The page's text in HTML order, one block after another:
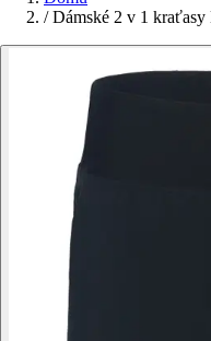
/ Dámské 2 v 1